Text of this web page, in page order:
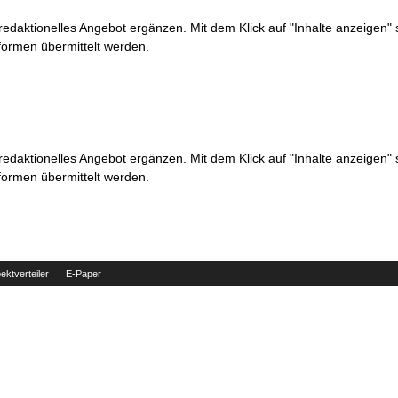
Angebot ergänzen. Mit dem Klick auf "Inhalte
übermittelt werden.
Angebot ergänzen. Mit dem Klick auf "Inhalte
übermittelt werden.
E-Paper